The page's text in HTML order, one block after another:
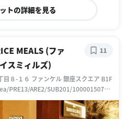
トの詳細を見る
MEALS (ファ
スミィルズ)
目８-１６ ファンケル 銀座スクエア B1F
PRE13/ARE2/SUB201/10000150778
11